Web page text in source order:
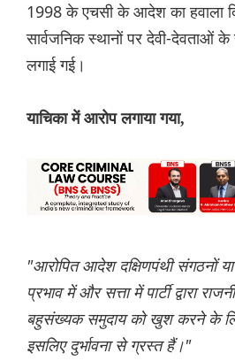
1998 के एचसी के आदेश का हवाला
सार्वजनिक स्थानों पर देवी-देवताओं
लगाई गई।
याचिका में आरोप लगाया गया,
"आरोपित आदेश दक्षिणपंथी संगठनों
प्रभाव में और सत्ता में पार्टी द्वारा
बहुसंख्यक समुदाय को खुश करने के
इसलिए दुर्भावना से ग्रस्त हैं।"